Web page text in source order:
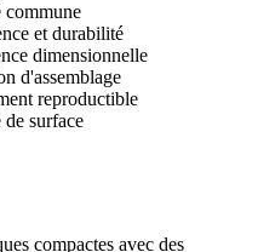
commune
et durabilité
dimensionnelle
d'assemblage
reproductible
surface
compactes avec des